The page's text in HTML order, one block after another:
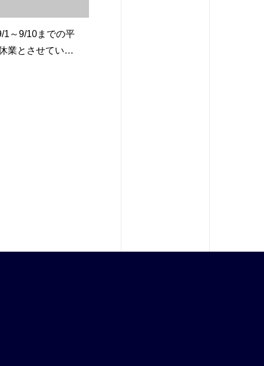
1～9/10までの平
業とさせていた